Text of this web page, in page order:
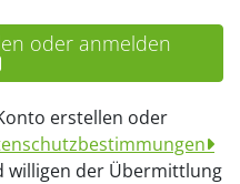
erstellen oder
willigen der Übermittlung